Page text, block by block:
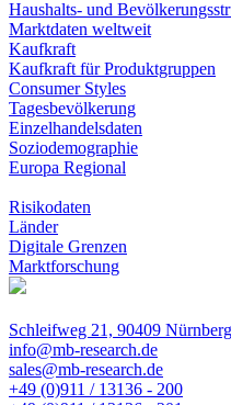
Haushalts- und
Marktdaten weltweit
Kaufkraft
Kaufkraft für Produktgruppen
Consumer Styles
Tagesbevölkerung
Einzelhandelsdaten
Soziodemographie
Europa Regional
Risikodaten
Länder
Digitale Grenzen
Marktforschung
Schleifweg 21, 90409 Nürnberg
info@mb-research.de
sales@mb-research.de
+49 (0)911 / 13136 - 200